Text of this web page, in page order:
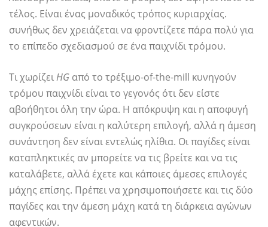
τέλος. Είναι ένας μοναδικός τρόπος κυριαρχίας.
συνήθως δεν χρειάζεται να φροντίζετε πάρα πολύ για
το επίπεδο σχεδιασμού σε ένα παιχνίδι τρόμου.
Τι χωρίζειHG από το τρέξιμο-of-the-mill κυνηγούν
τρόμου παιχνίδι είναι το γεγονός ότι δεν είστε
αβοήθητοι όλη την ώρα. Η απόκρυψη και η αποφυγή
συγκρούσεων είναι η καλύτερη επιλογή, αλλά η άμεση
συνάντηση δεν είναι εντελώς ηλίθια. Οι παγίδες είναι
καταπληκτικές αν μπορείτε να τις βρείτε και να τις
καταλάβετε, αλλά έχετε και κάποιες άμεσες επιλογές
μάχης επίσης. Πρέπει να χρησιμοποιήσετε και τις δύο
παγίδες και την άμεση μάχη κατά τη διάρκεια αγώνων
αφεντικών.